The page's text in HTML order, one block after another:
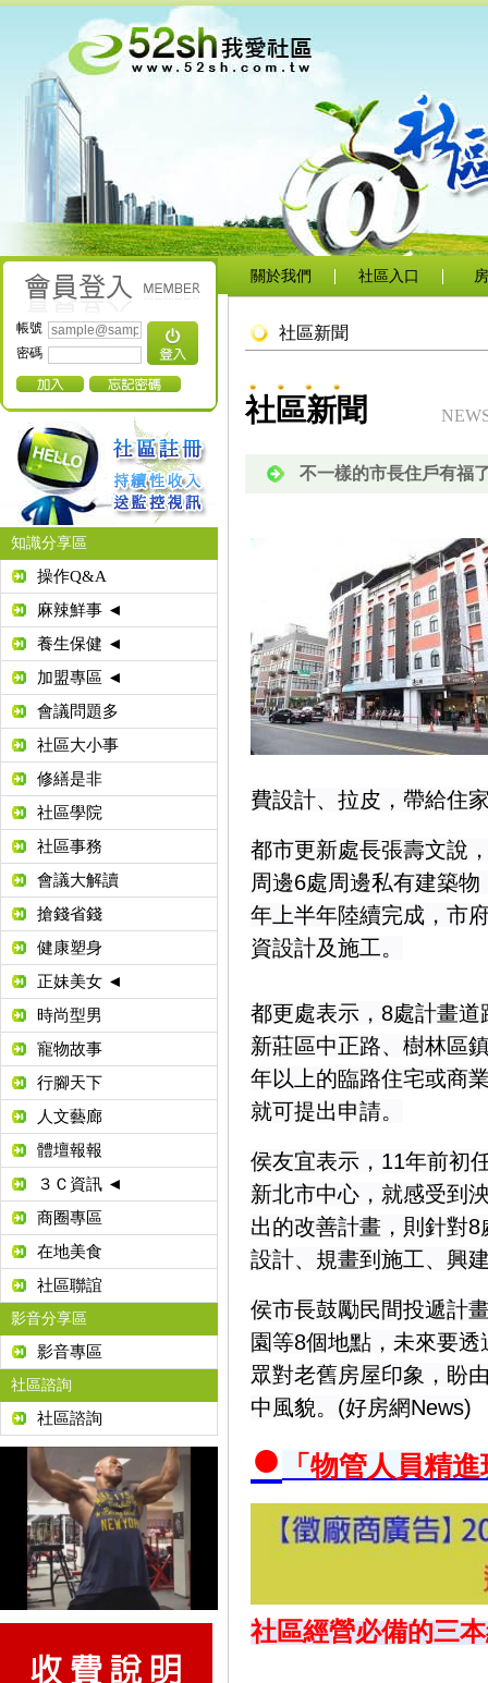
帳號
密碼
知識分享區
操作Q&A
麻辣鮮事 ◄
養生保健 ◄
加盟專區 ◄
會議問題多
社區大小事
修繕是非
社區學院
社區事務
會議大解讀
搶錢省錢
健康塑身
正妹美女 ◄
時尚型男
寵物故事
行腳天下
人文藝廊
體壇報報
３Ｃ資訊 ◄
商圈專區
在地美食
社區聯誼
影音分享區
影音專區
社區諮詢
社區諮詢
關於我們 社區入口
社區新聞
社區新聞
不一樣的市長住戶有福
費設計、拉皮，帶給住
都市更新處長張壽文說
周邊6處周邊私有建築
年上半年陸續完成，市
資設計及施工。
都更處表示，8處計畫
新莊區中正路、樹林區
年以上的臨路住宅或商
就可提出申請。
侯友宜表示，11年前初
新北市中心，就感受到
出的改善計畫，則針對
設計、規畫到施工、興
侯市長鼓勵民間投遞計
園等8個地點，未來要
眾對老舊房屋印象，盼
中風貌。(好房網News)
● 「物管人員精
社區經營必備的三